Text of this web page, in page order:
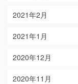
2021年2月
2021年1月
2020年12月
2020年11月